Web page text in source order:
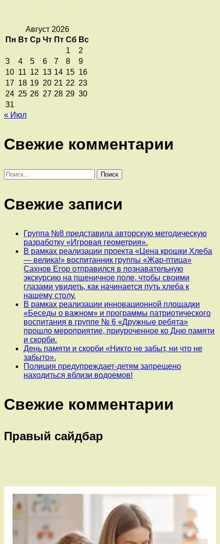
Август 2026
Пн Вт Ср Чт Пт Сб Вс
1
2
3
4 5 6 7 8
9
10 11 12 13 14 15 16
17 18 19 20 21 22 23
24 25 26 27 28 29 30
31
« Июл
Свежие комментарии
Найти:
Свежие записи
Группа №8 представила авторскую методическую
разработку «Игровая геометрия».
В рамках реализации проекта «Цена крошки Хлеба
— велика!» воспитанник группы «Жар-птица»
Сахнов Егор отправился в познавательную
экскурсию на пшеничное поле, чтобы своими
глазами увидеть, как начинается путь хлеба к
нашему столу.
В рамках реализации инновационной площадки
«Беседы о важном» и программы патриотического
воспитания в группе № 6 «Дружные ребята»
прошло мероприятие, приуроченное ко Дню памяти
и скорби.
День памяти и скорби «Никто не забыт, ни что не
забыто».
Полиция предупреждает-детям запрещено
находиться вблизи водоемов!
Свежие комментарии
Правый сайдбар